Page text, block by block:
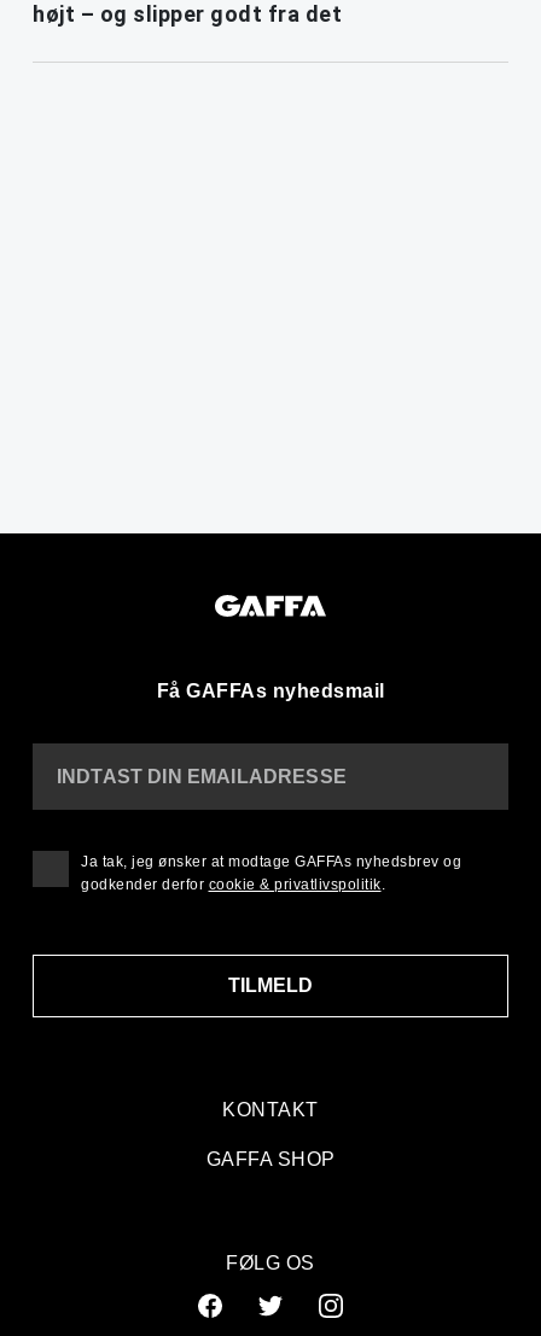
højt – og slipper godt fra det
Få GAFFAs nyhedsmail
KONTAKT
GAFFA SHOP
INDTAST DIN EMAILADRESSE
TILMELD
Ja tak, jeg ønsker at modtage GAFFAs nyhedsbrev og
godkender derfor cookie & privatlivspolitik.
FØLG OS